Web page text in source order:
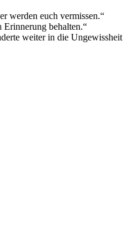
werden euch vermissen.“
Erinnerung behalten.“
weiter in die